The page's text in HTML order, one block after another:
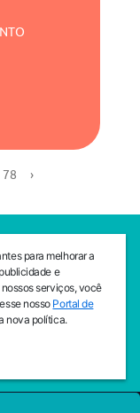
78 ›
01503-001
01503-001
para melhorar a
e
serviços, você
nosso Portal de
nova política.